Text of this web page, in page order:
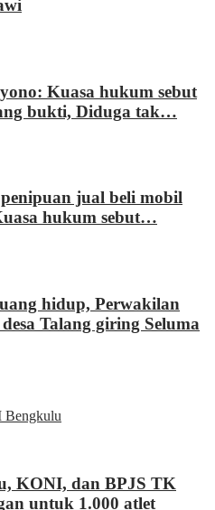
Kuasa hukum sebut
bukti, Diduga tak…
jual beli mobil
hukum sebut…
hidup, Perwakilan
Talang giring Seluma
KONI, dan BPJS TK
untuk 1.000 atlet